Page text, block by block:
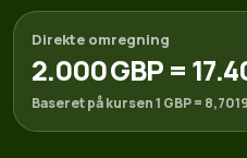
Direkte omregning
2.000 GBP =
Baseret på kursen 1 GBP =